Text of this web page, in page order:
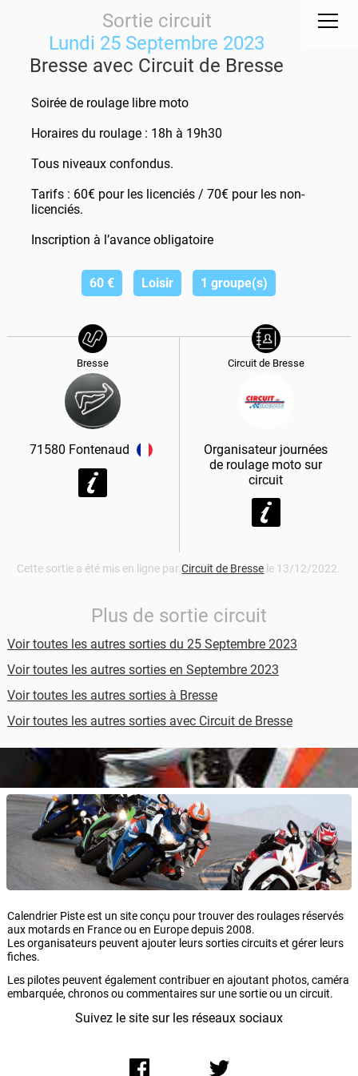
Sortie circuit
Lundi 25 Septembre 2023
Bresse avec Circuit de Bresse
Soirée de roulage libre moto
Horaires du roulage : 18h à 19h30
Tous niveaux confondus.
Tarifs : 60€ pour les licenciés / 70€ pour les non-
licenciés.
Inscription à l’avance obligatoire
60 € Loisir 1 groupe(s)
Bresse
71580 Fontenaud
Circuit de Bresse
Organisateur journées
de roulage moto sur
circuit
Cette sortie a été mis en ligne parCircuit de Bresse le 13/12/2022.
Plus de sortie circuit
Voir toutes les autres sorties du 25 Septembre 2023
Voir toutes les autres sorties en Septembre 2023
Voir toutes les autres sorties à Bresse
Voir toutes les autres sorties avec Circuit de Bresse
Calendrier Piste est un site conçu pour trouver des roulages réservés
aux motards en France ou en Europe depuis 2008.
Les organisateurs peuvent ajouter leurs sorties circuits et gérer leurs
fiches.
Les pilotes peuvent également contribuer en ajoutant photos, caméra
embarquée, chronos ou commentaires sur une sortie ou un circuit.
Suivez le site sur les réseaux sociaux